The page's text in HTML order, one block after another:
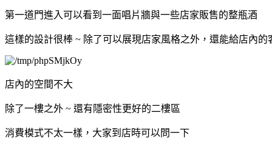
第一道門進入可以看到一面唱片牆與一些店家販售的整瓶酒
這樣的設計很棒 ~ 除了可以展現店家風格之外，還能給店內的
店內的空間不大
除了一樓之外 ~ 還有隱密性更好的二樓區
消費模式不太一樣，大家到店時可以問一下